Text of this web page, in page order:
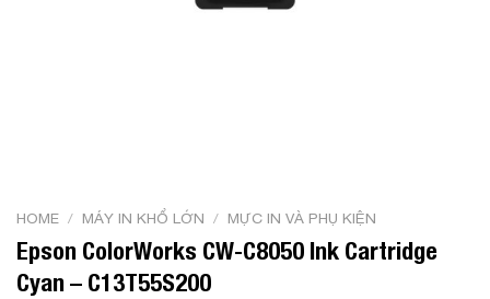
HOME / MÁY IN KHỔ LỚN / MỰC IN VÀ PHỤ KIỆN
Epson ColorWorks CW-C8050 Ink Cartridge
Cyan – C13T55S200